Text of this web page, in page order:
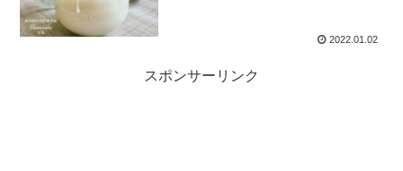
2022.01.02
スポンサーリンク